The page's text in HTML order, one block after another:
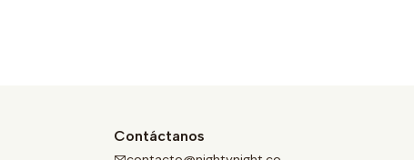
Contáctanos